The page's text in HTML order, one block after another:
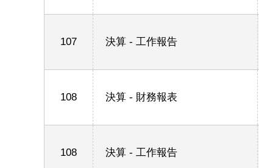
107 決算 - 工作報告
108 決算 - 財務報表
108 決算 - 工作報告